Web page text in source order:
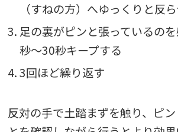
（すねの方）へゆっくりと反
3. 足の裏がピンと張っているの
秒〜30秒キープする
4. 3回ほど繰り返す
反対の手で土踏まずを触り、ピ